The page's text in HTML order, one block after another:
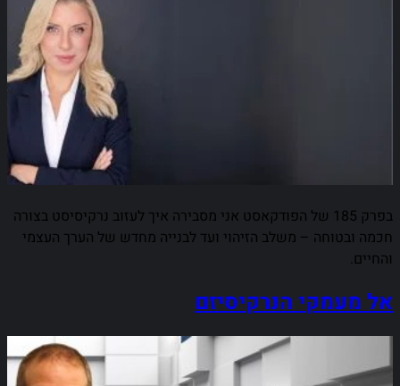
בפרק 185 של הפודקאסט אני מסבירה איך לעזוב נרקיסיסט בצורה
חכמה ובטוחה – משלב הזיהוי ועד לבנייה מחדש של הערך העצמי
והחיים.
אל מעמקי הנרקיסיזם